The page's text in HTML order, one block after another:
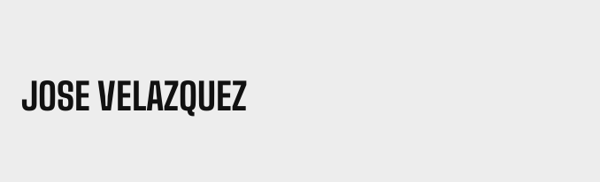
JOSE VELAZQUEZ